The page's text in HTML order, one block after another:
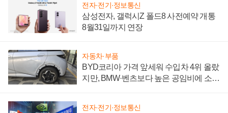
전자·전기·정보통신
삼성전자, 갤럭시Z 폴드8 사전예약 개통
8월31일까지 연장
자동차·부품
BYD코리아 가격 앞세워 수입차 4위 올랐
지만, BMW·벤츠보다 높은 공임비에 소비
전자·전기·정보통신